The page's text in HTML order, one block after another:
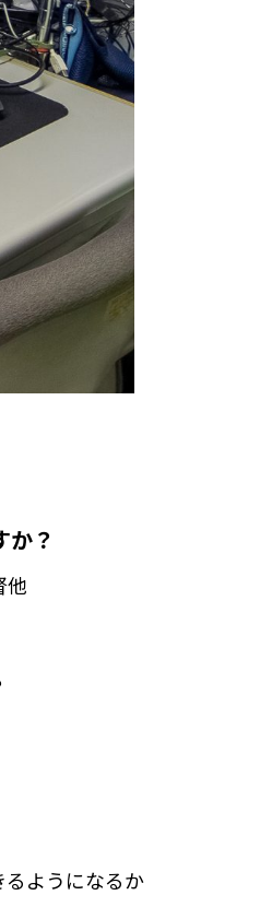
か？
他
ようになるか